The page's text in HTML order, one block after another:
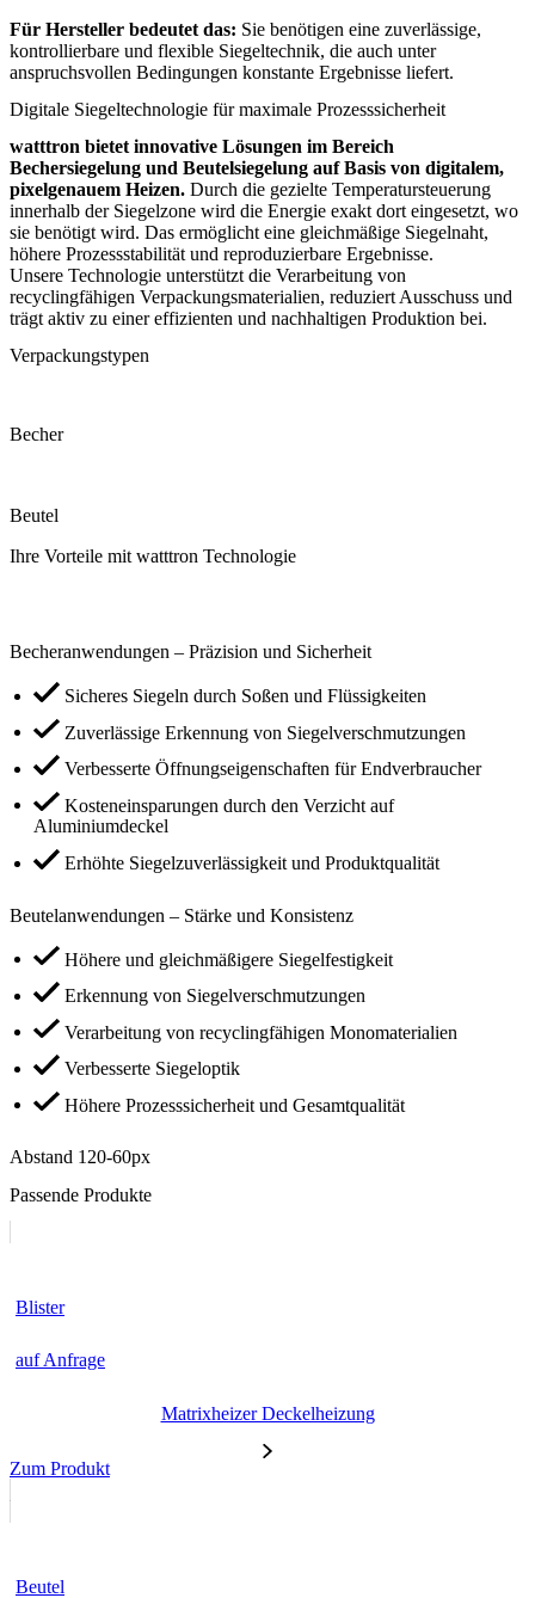
Für Hersteller bedeutet das: Sie benötigen eine zuverlässige,
kontrollierbare und flexible Siegeltechnik, die auch unter
anspruchsvollen Bedingungen konstante Ergebnisse liefert.
Digitale Siegeltechnologie für maximale Prozesssicherheit
watttron bietet innovative Lösungen im Bereich
Bechersiegelung und Beutelsiegelung auf Basis von digitalem,
pixelgenauem Heizen. Durch die gezielte Temperatursteuerung
innerhalb der Siegelzone wird die Energie exakt dort eingesetzt, wo
sie benötigt wird. Das ermöglicht eine gleichmäßige Siegelnaht,
höhere Prozessstabilität und reproduzierbare Ergebnisse.
Unsere Technologie unterstützt die Verarbeitung von
recyclingfähigen Verpackungsmaterialien, reduziert Ausschuss und
trägt aktiv zu einer effizienten und nachhaltigen Produktion bei.
Verpackungstypen
Becher
Beutel
Ihre Vorteile mit watttron Technologie
Becheranwendungen – Präzision und Sicherheit
Sicheres Siegeln durch Soßen und Flüssigkeiten
Zuverlässige Erkennung von Siegelverschmutzungen
Verbesserte Öffnungseigenschaften für Endverbraucher
Kosteneinsparungen durch den Verzicht auf
Aluminiumdeckel
Erhöhte Siegelzuverlässigkeit und Produktqualität
Beutelanwendungen – Stärke und Konsistenz
Höhere und gleichmäßigere Siegelfestigkeit
Erkennung von Siegelverschmutzungen
Verarbeitung von recyclingfähigen Monomaterialien
Verbesserte Siegeloptik
Höhere Prozesssicherheit und Gesamtqualität
Abstand 120-60px
Passende Produkte
Blister
auf Anfrage
Matrixheizer Deckelheizung
Zum Produkt
Beutel